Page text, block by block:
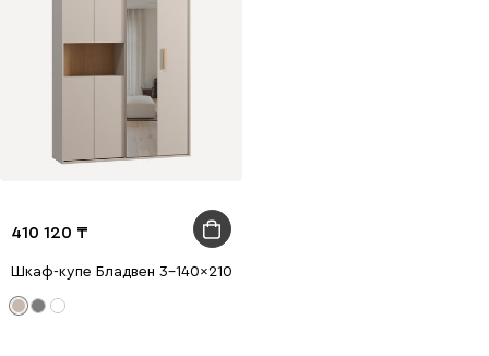
410 120
Шкаф-купе Бладвен 3-140x210 Латте